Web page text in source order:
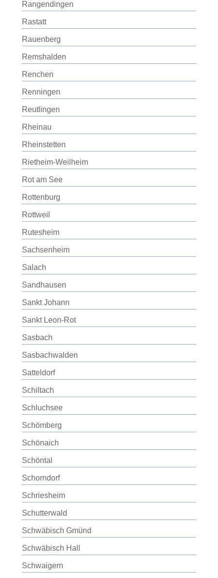
Rangendingen
Rastatt
Rauenberg
Remshalden
Renchen
Renningen
Reutlingen
Rheinau
Rheinstetten
Rietheim-Weilheim
Rot am See
Rottenburg
Rottweil
Rutesheim
Sachsenheim
Salach
Sandhausen
Sankt Johann
Sankt Leon-Rot
Sasbach
Sasbachwalden
Satteldorf
Schiltach
Schluchsee
Schömberg
Schönaich
Schöntal
Schorndorf
Schriesheim
Schutterwald
Schwäbisch Gmünd
Schwäbisch Hall
Schwaigern